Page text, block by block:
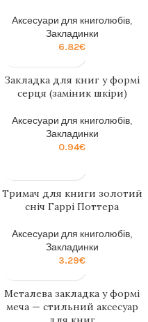
Аксесуари для книголюбів,
Закладинки
6.82€
Закладка для книг у формі
серця (заміник шкіри)
Аксесуари для книголюбів,
Закладинки
0.94€
Тримач для книги золотий
сніч Гаррі Поттера
Аксесуари для книголюбів,
Закладинки
3.29€
Металева закладка у формі
меча — стильний аксесуар